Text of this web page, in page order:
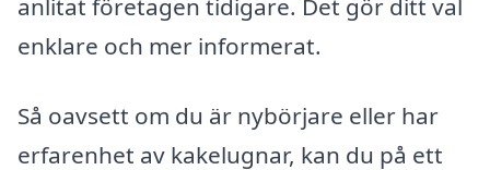
anlitat företagen tidigare. Det gör ditt val
enklare och mer informerat.
Så oavsett om du är nybörjare eller har
erfarenhet av kakelugnar, kan du på ett